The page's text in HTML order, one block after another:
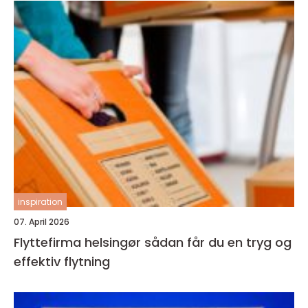
inspiration
07. April 2026
Flyttefirma helsingør sådan får du en tryg og
effektiv flytning